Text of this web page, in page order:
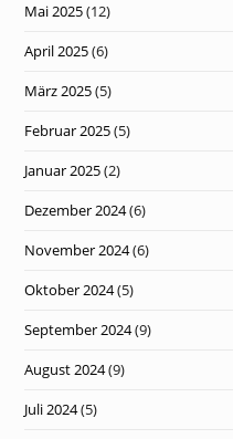
Mai 2025(12)
April 2025(6)
März 2025(5)
Februar 2025(5)
Januar 2025(2)
Dezember 2024(6)
November 2024(6)
Oktober 2024(5)
September 2024(9)
August 2024(9)
Juli 2024(5)